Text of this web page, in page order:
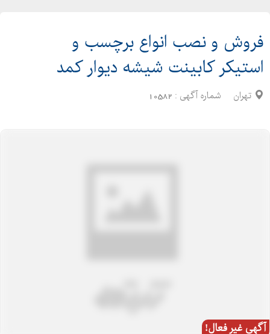
فروش و نصب انواع برچسب و
استیکر کابینت شیشه دیوار کمد
تهران شماره آگهی : 10582
آگهی غیر فعال!